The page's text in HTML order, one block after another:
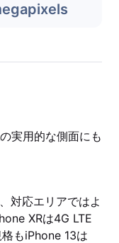
実用的な側面にも
対応エリアではよ
XRは4G LTE
もiPhone 13は